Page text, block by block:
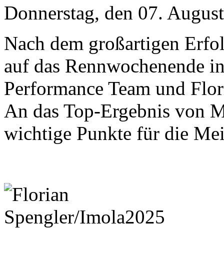
Donnerstag, den 07.
Nach dem großartigen
auf das Rennwochenende
Performance Team und
An das Top-Ergebnis von
wichtige Punkte für die